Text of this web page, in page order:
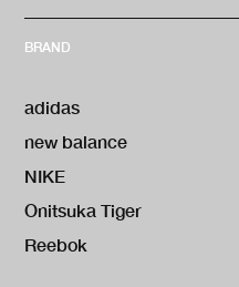
BRAND
adidas
new balance
NIKE
Onitsuka Tiger
Reebok